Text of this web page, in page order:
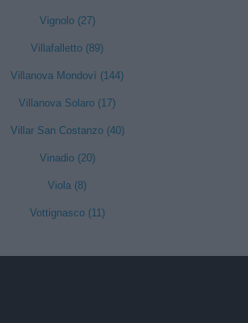
Vignolo (27)
Villafalletto (89)
Villanova Mondovì (144)
Villanova Solaro (17)
Villar San Costanzo (40)
Vinadio (20)
Viola (8)
Vottignasco (11)